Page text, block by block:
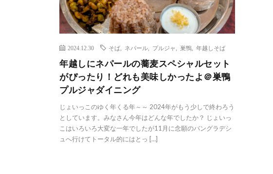
2024.12.30 そば ネパール プルジャ 巣鴨 年越しそば
年越しにネパールの蕎麦スペシャルセット
がぴったり！どれも美味しかったよ＠巣鴨
プルジャダイニング
じょいっこのゆく年くる年～～ 2024年がもう少しで終わろう
としています。みなさん今年はどんな年でしたか？ じょいっ
こはいろいろ大変な一年でしたが11月に念願のバングラデシ
ュへ行けてトータル的にはとっ […]